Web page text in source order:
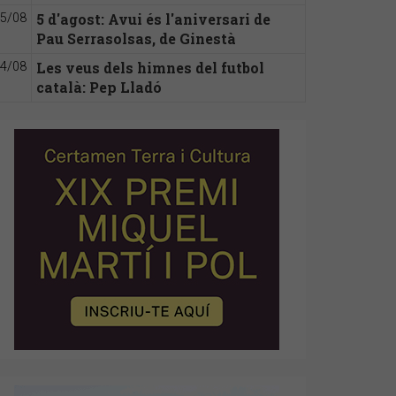
08
5 d'agost: Avui és l'aniversari de
Pau Serrasolsas, de Ginestà
08
Les veus dels himnes del futbol
català: Pep Lladó